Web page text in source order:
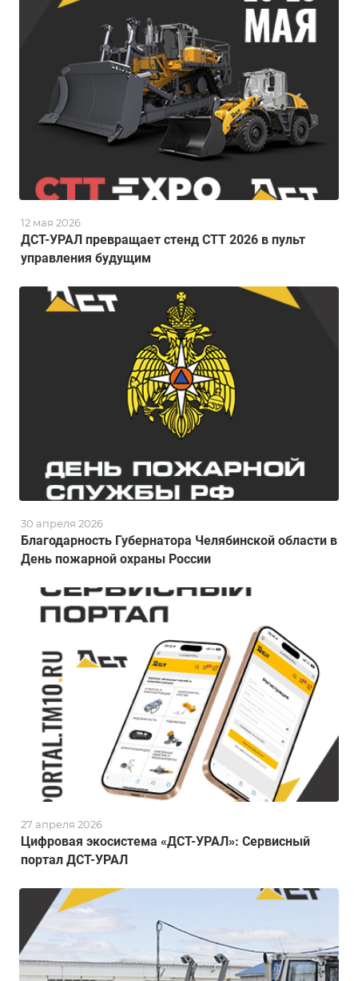
ДСТ-УРАЛ превращает стенд СТТ 2026 в пульт
управления будущим
12 мая 2026
Благодарность Губернатора Челябинской области в
День пожарной охраны России
30 апреля 2026
Цифровая экосистема «ДСТ-УРАЛ»: Сервисный
портал ДСТ-УРАЛ
27 апреля 2026